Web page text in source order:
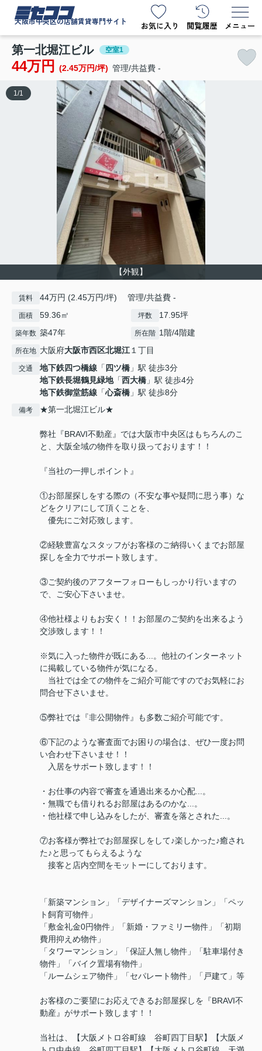
ミセココ
大阪市中央区の店舗賃貸専門サイト
第一北堀江ビル 空室1
44万円 (2.45万円/坪) 管理/共益費 -
【外観】
1 /1
賃料 44万円 (2.45万円/坪) 管理/共益費 -
面積 59.36㎡ 坪数 17.95坪
築年数 築47年 所在階 1階/4階建
所在地 大阪府大阪市西区北堀江 １丁目
交通 地下鉄四つ橋線 「 四ツ橋 」駅 徒歩3分
地下鉄長堀鶴見緑地「西大橋 」駅 徒歩4分
地下鉄御堂筋線 「心斎橋 」駅 徒歩8分
備考 ★第一北堀江ビル★
弊社『BRAVI不動産』では大阪市中央区はもちろんのこ
と、大阪全域の物件を取り扱っております！！
『当社の一押しポイント』
①お部屋探しをする際の（不安な事や疑問に思う事）な
どをクリアにして頂くことを、
優先にご対応致します。
②経験豊富なスタッフがお客様のご納得いくまでお部屋
探しを全力でサポート致します。
③ご契約後のアフターフォローもしっかり行いますの
で、ご安心下さいませ。
④他社様よりもお安く！！お部屋のご契約を出来るよう
交渉致します！！
※気に入った物件が既にある...。他社のインターネット
に掲載している物件が気になる。
当社では全ての物件をご紹介可能ですのでお気軽にお
問合せ下さいませ。
⑤弊社では『非公開物件』も多数ご紹介可能です。
⑥下記のような審査面でお困りの場合は、ぜひ一度お問
い合わせ下さいませ！！
入居をサポート致します！！
・お仕事の内容で審査を通過出来るか心配...。
・無職でも借りれるお部屋はあるのかな...。
・他社様で申し込みをしたが、審査を落とされた...。
⑦お客様が弊社でお部屋探しをして♪楽しかった♪癒され
た♪と思ってもらえるような
接客と店内空間をモットーにしております。
「新築マンション」「デザイナーズマンション」「ペッ
ト飼育可物件」
「敷金礼金0円物件」「新婚・ファミリー物件」「初期
費用抑えめ物件」
「タワーマンション」「保証人無し物件」「駐車場付き
物件」「バイク置場有物件」
「ルームシェア物件」「セパレート物件」「戸建て」等
お客様のご要望にお応えできるお部屋探しを『BRAVI不
動産』がサポート致します！！
当社は、【大阪メトロ谷町線 谷町四丁目駅】【大阪メ